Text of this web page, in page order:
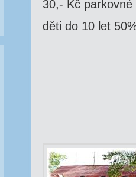
30,- Kč parkovné
děti do 10 let